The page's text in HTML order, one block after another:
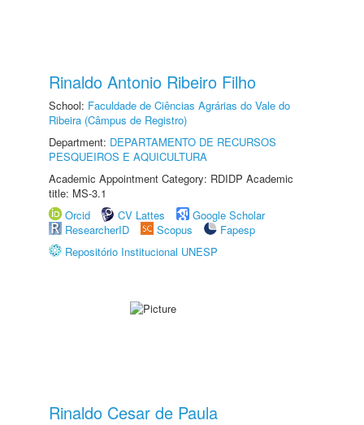
Rinaldo Antonio Ribeiro Filho
School: Faculdade de Ciências Agrárias do Vale do
Ribeira (Câmpus de Registro)
Department: DEPARTAMENTO DE RECURSOS
PESQUEIROS E AQUICULTURA
Academic Appointment Category: RDIDP Academic
title: MS-3.1
Orcid
CV Lattes
Google Scholar
ResearcherID
Scopus
Fapesp
Repositório Institucional UNESP
Rinaldo Cesar de Paula